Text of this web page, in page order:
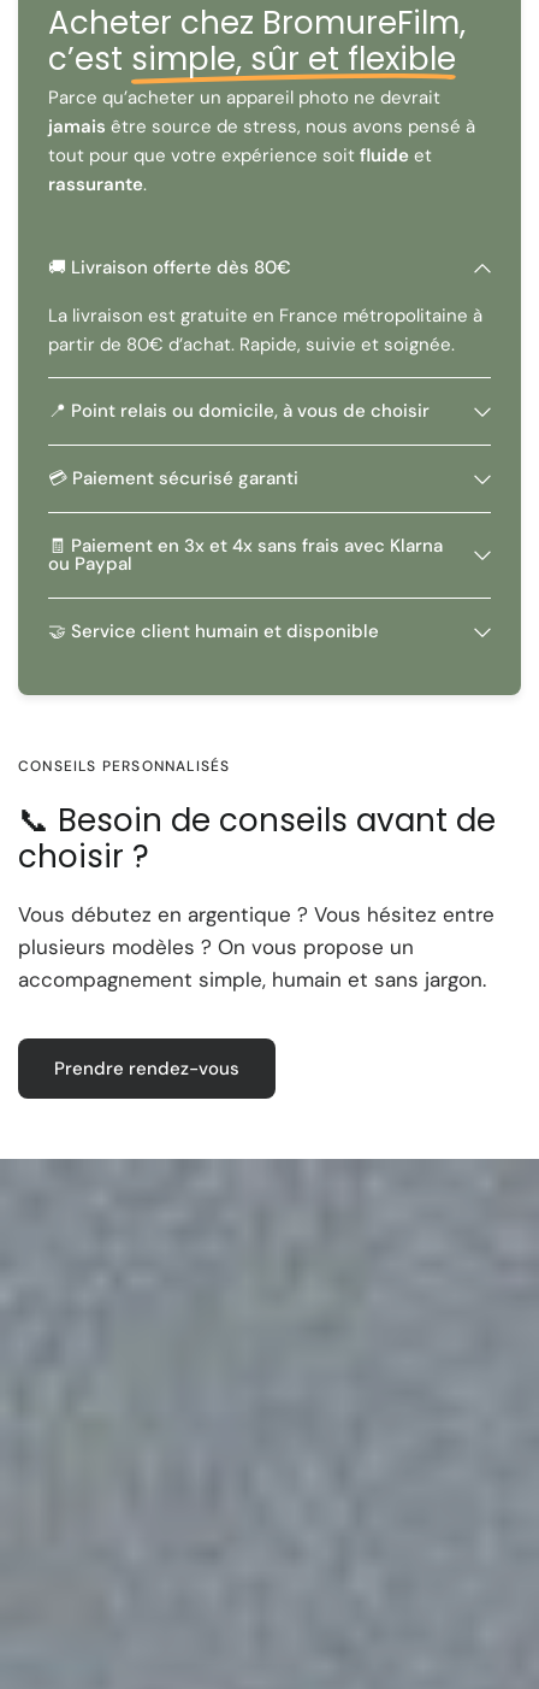
🤝 Pourquoi nous faire
confiance ?
🌍 Plus de 1500 appareils vendus en 4 ans
🔧 Révisé et certifié fonctionnel
Un compact argentique discret et performant, idéal
pour capturer vos moments sans vous encombrer.
Acheter chez BromureFilm,
c’est simple, sûr et flexible
Parce qu’acheter un appareil photo ne devrait
jamais être source de stress, nous avons pensé à
tout pour que votre expérience soitfluide et
rassurante.
🚚 Livraison offerte dès 80€
La livraison est gratuite en France métropolitaine à
partir de 80€ d’achat. Rapide, suivie et soignée.
📍 Point relais ou domicile, à vous de choisir
💳 Paiement sécurisé garanti
🧾 Paiement en 3x et 4x sans frais avec Klarna
ou Paypal
🤝 Service client humain et disponible
CONSEILS PERSONNALISÉS
📞 Besoin de conseils avant de
choisir ?
Vous débutez en argentique ? Vous hésitez entre
plusieurs modèles ? On vous propose un
accompagnement simple, humain et sans jargon.
Prendre rendez-vous